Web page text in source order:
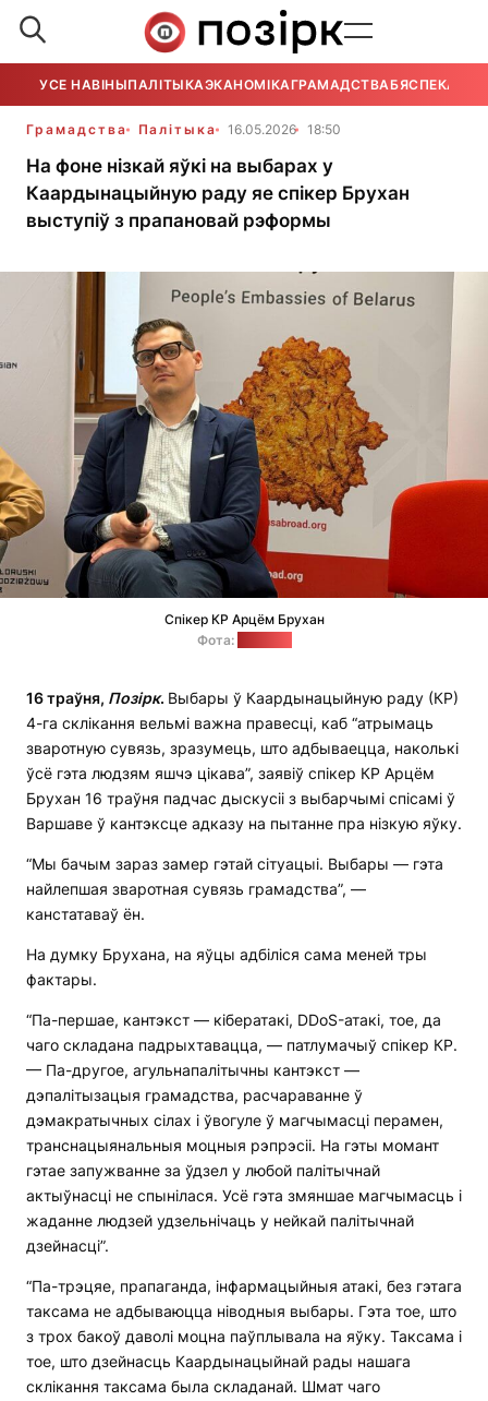
УСЕ НАВІНЫПАЛІТЫКАЭКАНОМІКАГРАМАДСТВАБЯСПЕКА
Грамадства Палітыка 16.05.2026 18:50
На фоне нізкай яўкі на выбарах у
Каардынацыйную раду яе спікер Брухан
выступіў з прапановай рэформы
Спікер КР Арцём Брухан
Фота:
16 траўня, Позірк. Выбары ў Каардынацыйную раду (КР)
4-га склікання вельмі важна правесці, каб “атрымаць
зваротную сувязь, зразумець, што адбываецца, наколькі
ўсё гэта людзям яшчэ цікава”, заявіў спікер КР Арцём
Брухан 16 траўня падчас дыскусіі з выбарчымі спісамі ў
Варшаве ў кантэксце адказу на пытанне пра нізкую яўку.
“Мы бачым зараз замер гэтай сітуацыі. Выбары — гэта
найлепшая зваротная сувязь грамадства”, —
канстатаваў ён.
На думку Брухана, на яўцы адбіліся сама меней тры
фактары.
“Па-першае, кантэкст — кібератакі, DDoS-атакі, тое, да
чаго складана падрыхтавацца, — патлумачыў спікер КР.
— Па-другое, агульнапалітычны кантэкст —
дэпалітызацыя грамадства, расчараванне ў
дэмакратычных сілах і ўвогуле ў магчымасці перамен,
транснацыянальныя моцныя рэпрэсіі. На гэты момант
гэтае запужванне за ўдзел у любой палітычнай
актыўнасці не спынілася. Усё гэта змяншае магчымасць і
жаданне людзей удзельнічаць у нейкай палітычнай
дзейнасці”.
“Па-трэцяе, прапаганда, інфармацыйныя атакі, без гэтага
таксама не адбываюцца ніводныя выбары. Гэта тое, што
з трох бакоў даволі моцна паўплывала на яўку. Таксама і
тое, што дзейнасць Каардынацыйнай рады нашага
склікання таксама была складанай. Шмат чаго